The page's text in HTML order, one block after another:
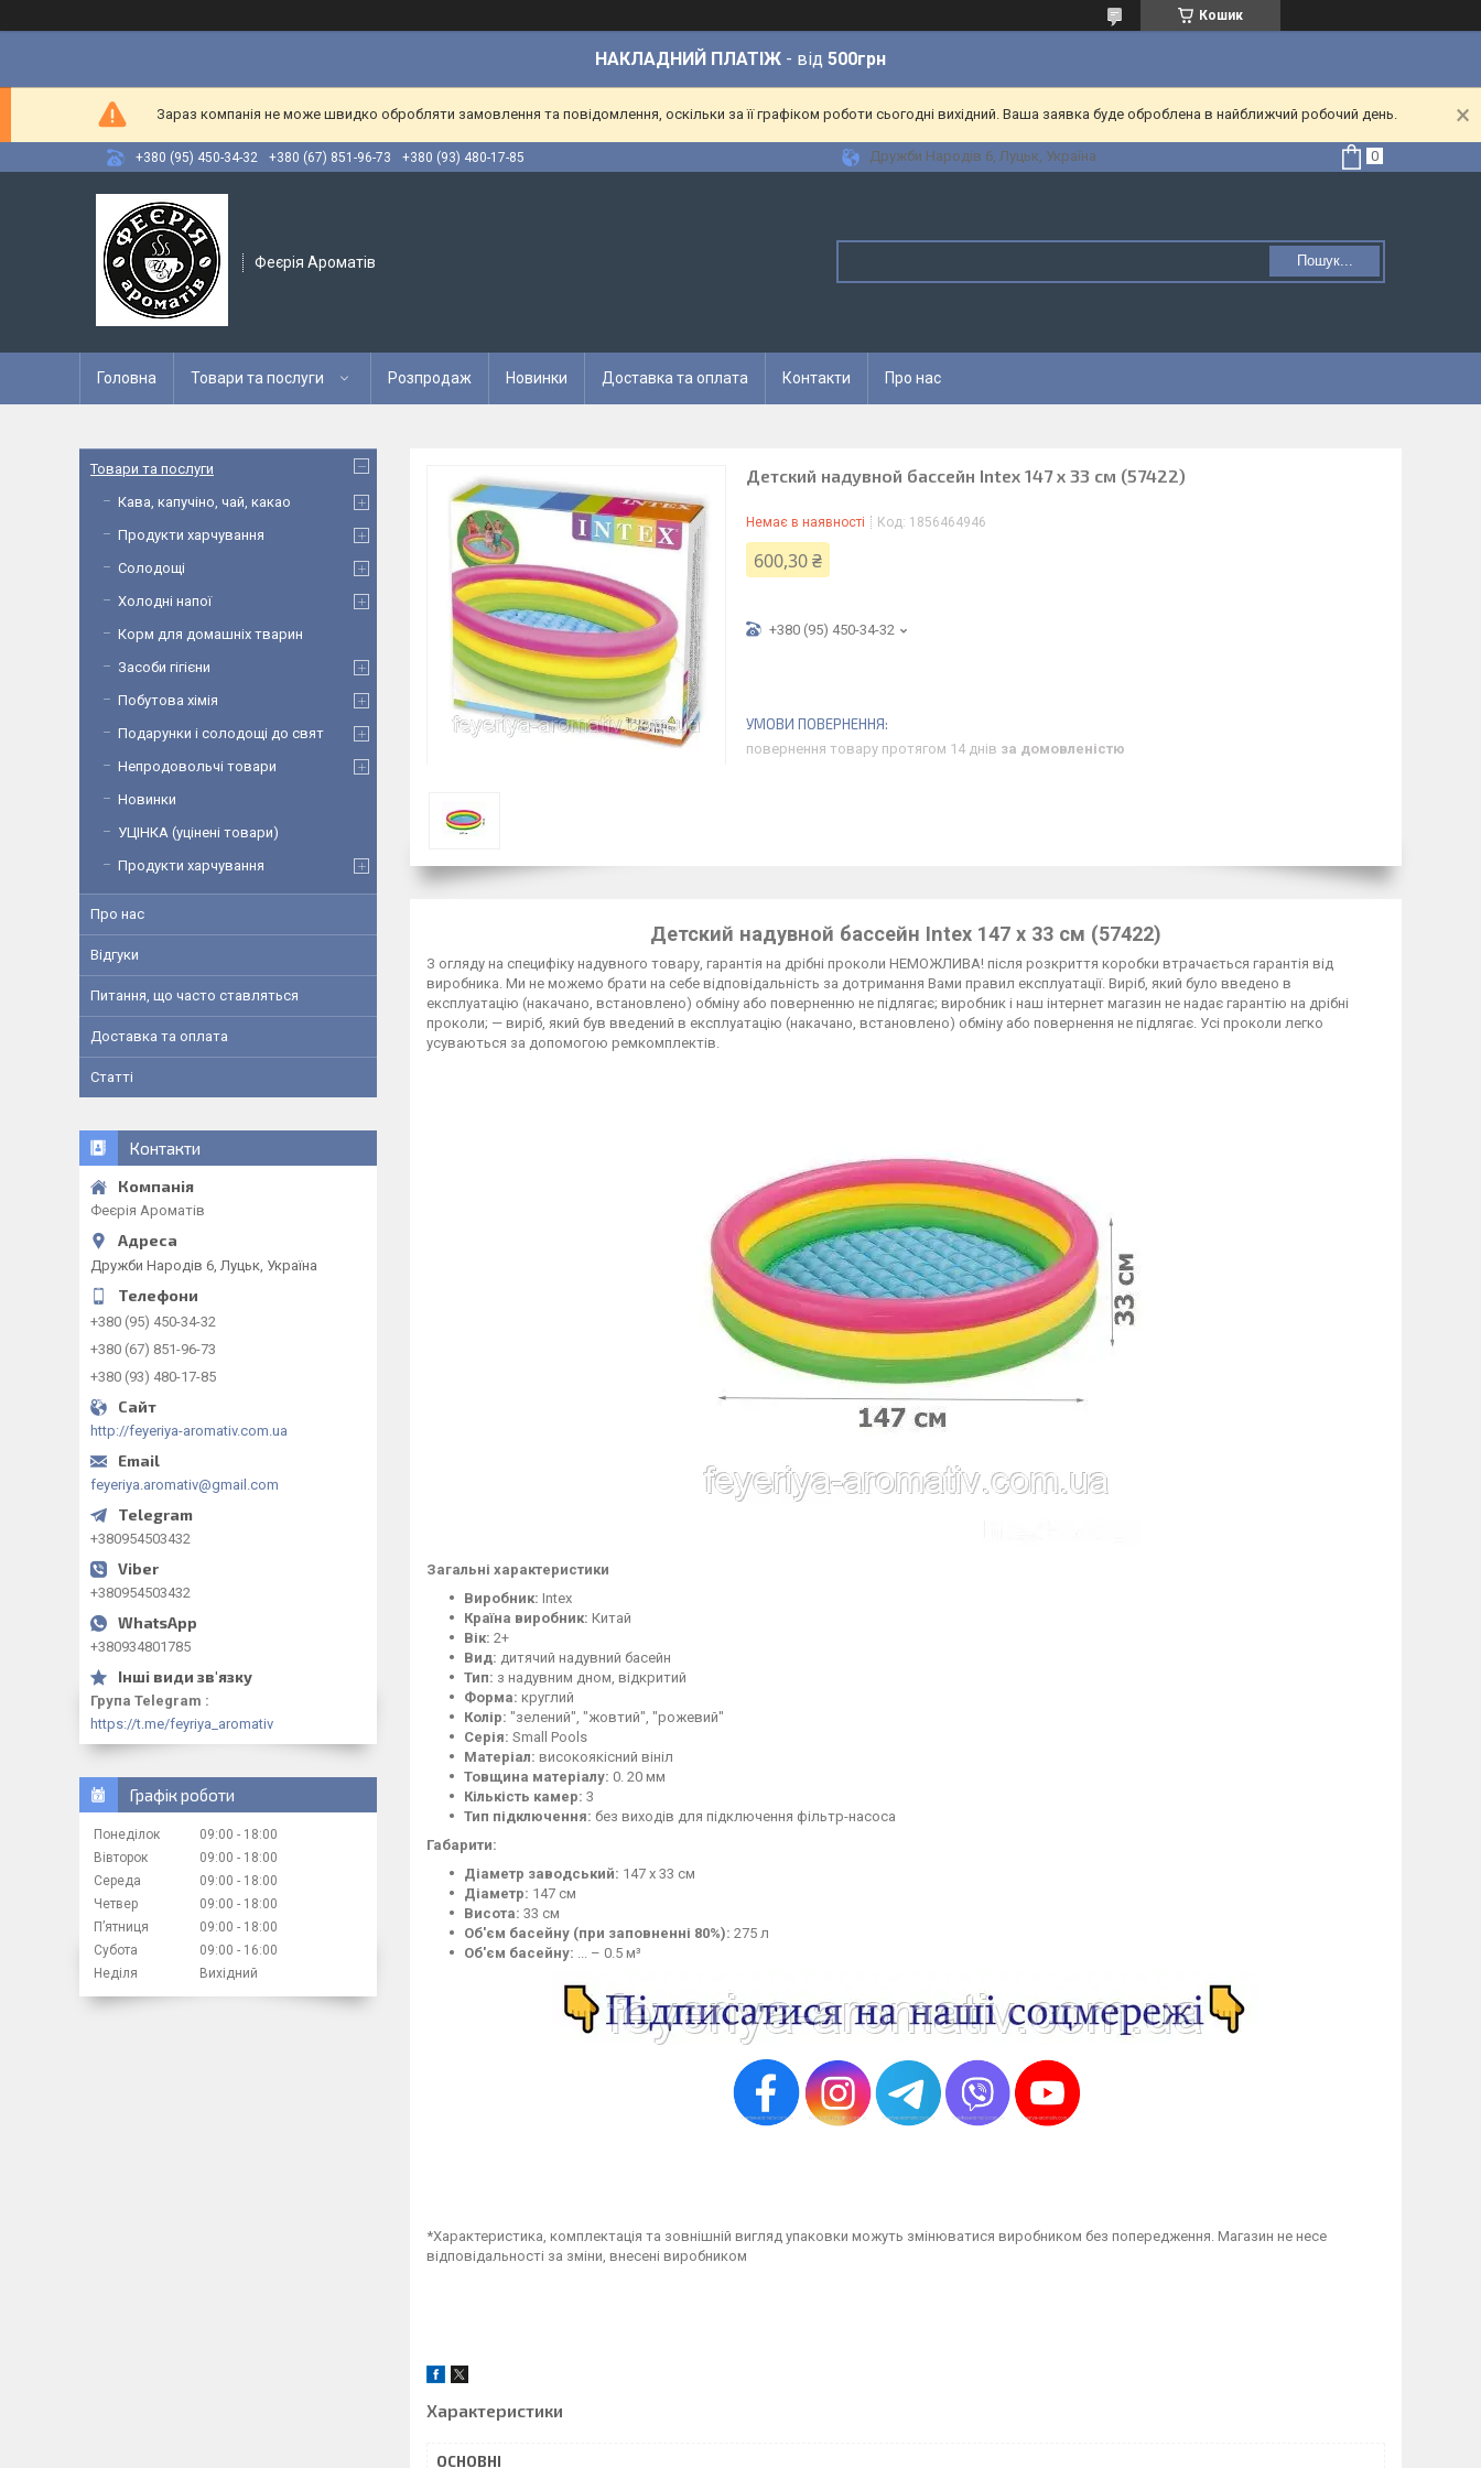
Кошик
НАКЛАДНИЙ ПЛАТІЖ - від 500грн
Зараз компанія не може швидко обробляти замовлення та повідомлення, оскільки за її графіком роботи сьогодні вихідний. Ваша заявка буде оброблена в найближчий робочий день.
+380 (95) 450-34-32 +380 (67) 851-96-73 +380 (93) 480-17-85 Дружби Народів 6, Луцьк, Україна
Феєрія Ароматів Пошук...
Головна Товари та послуги Розпродаж Новинки Доставка та оплата Контакти Про нас
Детский надувной бассейн Intex 147 х 33 см (57422)
Немає в наявності Код: 1856464946
600,30 ₴
+380 (95) 450-34-32
повернення товару протягом 14 днів за домовленістю
Детский надувной бассейн Intex 147 х 33 см (57422)
З огляду на специфіку надувного товару, гарантія на дрібні проколи НЕМОЖЛИВА! після розкриття коробки втрачається гарантія від
виробника. Ми не можемо брати на себе відповідальність за дотримання Вами правил експлуатації. Виріб, який було введено в
експлуатацію (накачано, встановлено) обміну або поверненню не підлягає; виробник і наш інтернет магазин не надає гарантію на дрібні
проколи; — виріб, який був введений в експлуатацію (накачано, встановлено) обміну або повернення не підлягає. Усі проколи легко
усуваються за допомогою ремкомплектів.
Загальні характеристики
Виробник: Intex
Країна виробник: Китай
Вік: 2+
Вид: дитячий надувний басейн
Тип: з надувним дном, відкритий
Форма: круглий
Колір: "зелений", "жовтий", "рожевий"
Серія: Small Pools
Матеріал: високоякісний вініл
Товщина матеріалу: 0. 20 мм
Кількість камер: 3
Тип підключення: без виходів для підключення фільтр-насоса
Габарити:
Діаметр заводський: 147 х 33 см
Діаметр: 147 см
Висота: 33 см
Об'єм басейну (при заповненні 80%): 275 л
Об'єм басейну: ... – 0.5 м³
*Характеристика, комплектація та зовнішній вигляд упаковки можуть змінюватися виробником без попередження. Магазин не несе
відповідальності за зміни, внесені виробником
Характеристики
ОСНОВНІ
Товари та послуги
Кава, капучіно, чай, какао
Продукти харчування
Солодощі
Холодні напої
Корм для домашніх тварин
Засоби гігієни
Побутова хімія
Подарунки і солодощі до свят
Непродовольчі товари
Новинки
УЦІНКА (уцінені товари)
Продукти харчування
Про нас
Відгуки
Питання, що часто ставляться
Доставка та оплата
Статті
Контакти
Феєрія Ароматів
Дружби Народів 6, Луцьк, Україна
+380 (95) 450-34-32
+380 (67) 851-96-73
+380 (93) 480-17-85
http://feyeriya-aromativ.com.ua
feyeriya.aromativ@gmail.com
+380954503432
+380954503432
+380934801785
Група Telegram
https://t.me/feyriya_aromativ
Графік роботи
Понеділок 09:00
18:00
Вівторок
09:00
18:00
Середа
09:00
18:00
Четвер
09:00
18:00
Пʼятниця
09:00
18:00
Субота
09:00
16:00
Неділя
Вихідний